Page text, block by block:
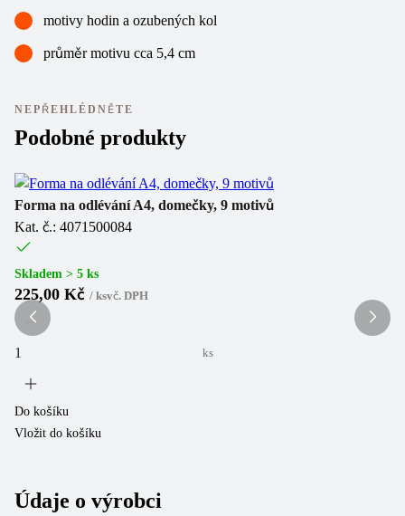
motivy hodin a ozubených kol
průměr motivu cca 5,4 cm
NEPŘEHLÉDNĚTE
Podobné produkty
Forma na odlévání A4, domečky, 9 motivů
Kat. č.: 4071500084
Skladem > 5 ks
225,00 Kč / ksvč. DPH
ks
Do košíku
Vložit do košíku
Údaje o výrobci